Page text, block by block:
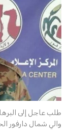
طلب عاجل إلى
والي شمال دارفور